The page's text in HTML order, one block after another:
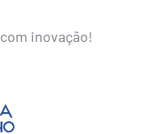
inovação!